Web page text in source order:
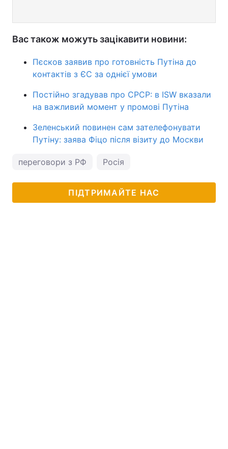
Вас також можуть зацікавити новини:
Пєсков заявив про готовність Путіна до
контактів з ЄС за однієї умови
Постійно згадував про СРСР: в ISW вказали
на важливий момент у промові Путіна
Зеленський повинен сам зателефонувати
Путіну: заява Фіцо після візиту до Москви
переговори з РФ Росія
ПІДТРИМАЙТЕ НАС